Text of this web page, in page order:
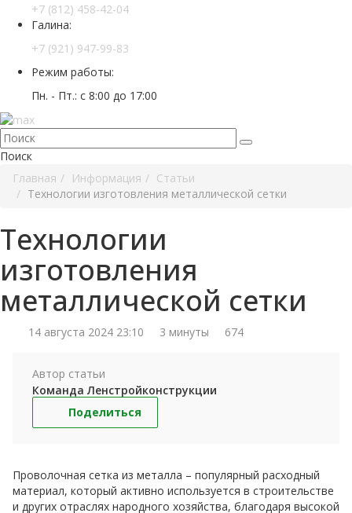
+7 (812) 458-42-04
Галина:
+7 (921) 947-99-83
Режим работы:
Пн. - Пт.: с 8:00 до 17:00
Поиск
Главная
Информация
Статьи
Технологии изготовления металлической сетки
Технологии
изготовления
металлической сетки
14 августа 2024 23:10 3 минуты 674
Автор статьи
Команда Ленстройконструкции
Поделиться
Проволочная сетка из металла – популярный расходный
материал, который активно используется в строительстве
и других отраслях народного хозяйства, благодаря высокой